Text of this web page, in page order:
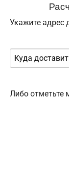
Укажите адрес
Либо отметьте